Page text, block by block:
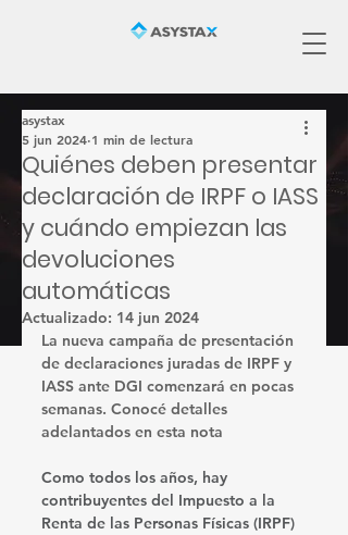
Quiénes deben presentar
declaración de IRPF o IASS
y cuándo empiezan las
devoluciones
automáticas
asystax
5 jun 2024 1 min de lectura
Actualizado: 14 jun 2024
La nueva campaña de presentación
de declaraciones juradas de IRPF y
IASS ante DGI comenzará en pocas
semanas. Conocé detalles
adelantados en esta nota
Como todos los años, hay
contribuyentes del Impuesto a la
Renta de las Personas Físicas (IRPF)